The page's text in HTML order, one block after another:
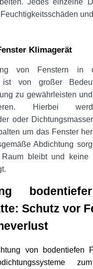
Jedes einzelne
Klimagerät
von Fenstern in
ist von großer
zu gewährleisten
Hierbei
oder
um das Fenster
Abdichtung
bleibt und keine
Schutz vor
von bodentiefen